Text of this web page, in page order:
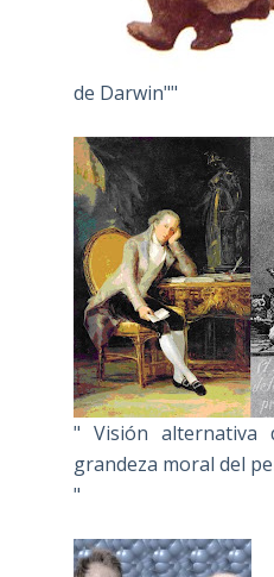
de Darwin""
" Visión alternativa
grandeza moral del
"